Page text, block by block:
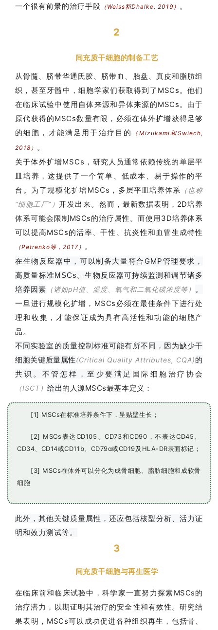
一个很有前景的治疗手段 （Weiss和Dhalke, 2019） 。
2
间充质干细胞的制备工艺
从骨髓、脐带华通氏胶、脐带血、胎盘、真皮和脂肪组
织，甚至牙髓中，细胞学家们获取得到了MSCs。他们
在临床试验中使用自体来源和异体来源的MSCs。由于
原代获得的MSCs数量有限，必须在体外扩增获得足够
的细胞，才能满足用于治疗目的
（Mizukami和Swiech,
2018） 。
关于体外扩增MSCs，研究人员通常依赖传统的单层平
皿培养，这提供了一个简单、低成本、易于操作的平
台。为了规模化扩增MSCs， 多层平皿培养体系 （也称
“细胞工厂”）开发出来。 然而，最新数据表明，2D培养
体系可能会限制MSCs的治疗属性。而使用3D培养体系
可以提高MSCs的活率、干性、抗炎性和血管生成特性
（Petrenko等，2017） 。
在生物反应器中，可以制备大量符合GMP管理要求，
高质量标准MSCs。生物反应器可持续监测和调节诸多
培养因素 （诸如pH值、温度、氧气和二氧化碳浓度等） 。
一旦进行规模化扩增，MSCs必须在最佳条件下进行处
理和收集，才能保证成为具有高活性和功能的细胞产
品。
不同实验室的质量控制标准可能有所不同，因为缺少干
细胞关键质量属性(Critical Quality Attributes, CQA)的
共识。不管怎样，至少要满足 国际细胞治疗协会
（ISCT） 给出的人源MSCs最基本定义：
[1] MSCs在标准培养条件下，呈贴壁生长；
[2] MSCs表达CD105、CD73和CD90，不表达CD45、
CD34、CD14或CD11b、CD79α或CD19及HLA-DR表面标记；
[3] MSCs在体外可以分化为成骨细胞、脂肪细胞和成软骨
细胞
此外，其他关键质量属性，还应包括核型分析、活力证
明和效力测试等。
3
间充质干细胞与再生医学
在临床前和临床试验中，科学家一直努力探索MSCs的
治疗潜力，以期证明其治疗的安全性和有效性。研究结
果表明，MSCs可以成功促进各种组织再生，包括骨、